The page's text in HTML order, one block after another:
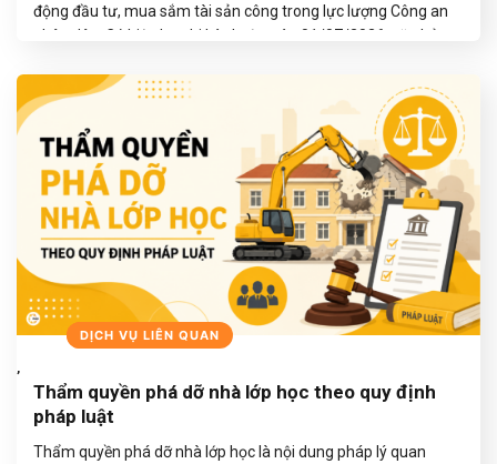
động đầu tư, mua sắm tài sản công trong lực lượng Công an
nhân dân. Có hiệu lực thi hành từ ngày 01/07/2026, văn bản
sách, phân định rõ thẩm…
TIẾP TỤC ĐỌC→
BLOGS
,
DỊCH VỤ LIÊN QUAN
Thẩm quyền phá dỡ nhà lớp học theo quy định
pháp luật
Thẩm quyền phá dỡ nhà lớp học là nội dung pháp lý quan